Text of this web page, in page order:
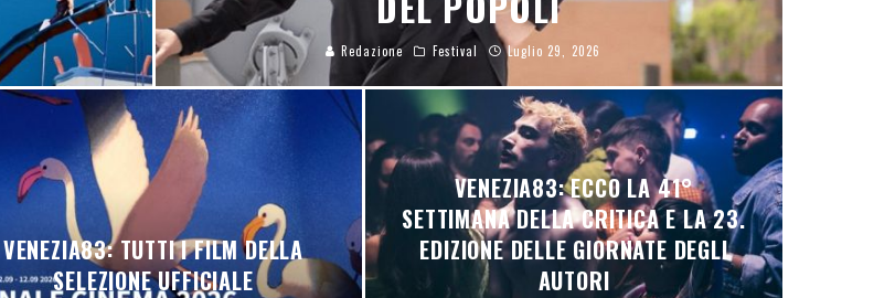
Redazione Festival Luglio 29, 2026
VENEZIA83: TUTTI I FILM DELLA
SELEZIONE UFFICIALE
VENEZIA83: ECCO LA 41°
SETTIMANA DELLA CRITICA E LA 23.
EDIZIONE DELLE GIORNATE DEGLI
AUTORI